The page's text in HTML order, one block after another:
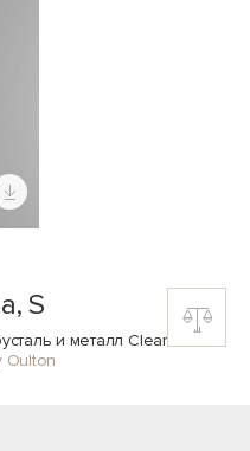
S
и металл Clear
Oulton